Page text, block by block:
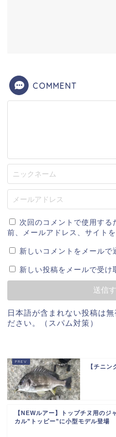
COMMENT
次回のコメントで使用する
前、メールアドレス、サイトを
新しいコメントをメールで
新しい投稿をメールで受け
日本語が含まれない投稿は
ださい。（スパム対策）
【チニ
【NEWルアー】トップチヌ用のジ
カル”トッピー”に小型モデル登場